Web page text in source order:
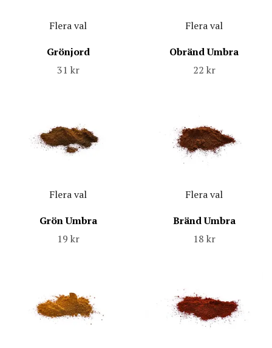
Flera val
Grönjord
31 kr
Flera val
Obränd Umbra
22 kr
Flera val
Grön Umbra
19 kr
Flera val
Bränd Umbra
18 kr